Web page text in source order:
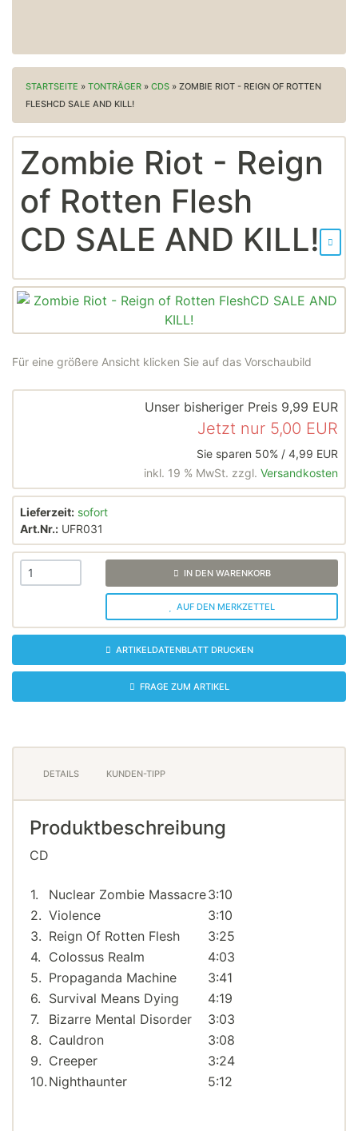
STARTSEITE » TONTRÄGER » CDS » ZOMBIE RIOT - REIGN OF ROTTEN
FLESHCD SALE AND KILL!
Zombie Riot - Reign
of Rotten Flesh
CD SALE AND KILL!
Für eine größere Ansicht klicken Sie auf das Vorschaubild
Unser bisheriger Preis 9,99 EUR
Jetzt nur 5,00 EUR
Sie sparen 50% / 4,99 EUR
inkl. 19 % MwSt. zzgl. Versandkosten
Lieferzeit: sofort
Art.Nr.: UFR031
IN DEN WARENKORB
AUF DEN MERKZETTEL
ARTIKELDATENBLATT DRUCKEN
FRAGE ZUM ARTIKEL
DETAILS KUNDEN-TIPP
Produktbeschreibung
CD
1. Nuclear Zombie Massacre3:10
2. Violence
3:10
3. Reign Of Rotten Flesh
3:25
4. Colossus Realm
4:03
5. Propaganda Machine
3:41
6. Survival Means Dying
4:19
7.
Bizarre Mental Disorder
3:03
8. Cauldron
3:08
9. Creeper
3:24
10. Nighthaunter 5:12